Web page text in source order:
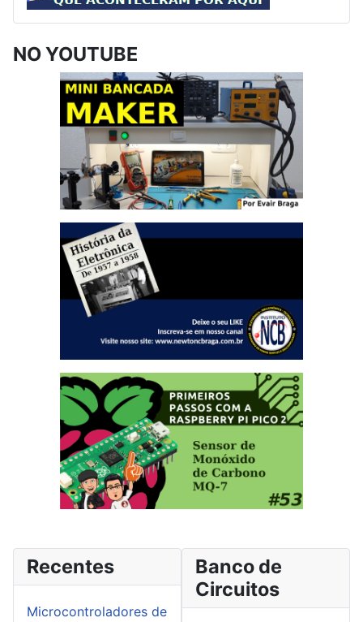
NO YOUTUBE
Recentes
Microcontroladores de
Banco de
Circuitos